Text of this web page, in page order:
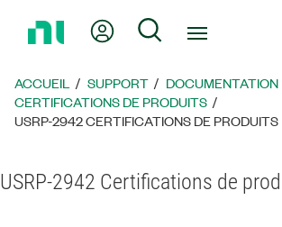
page
d’accueil
Mon compteRechercher
ACCUEIL SUPPORT
DOCUMENTATION
CERTIFICATIONS DE PRODUITS
USRP-2942 CERTIFICATIONS DE PRODUITS
USRP-2942 Certifications de